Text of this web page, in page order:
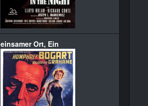
einsamer Ort, Ein